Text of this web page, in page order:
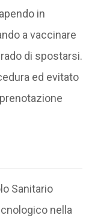
in
a vaccinare
di spostarsi.
ed evitato
Sanitario
nella